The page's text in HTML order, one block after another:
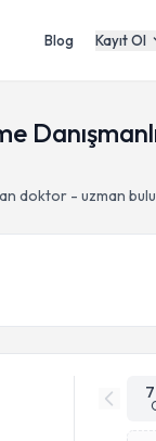
Blog Kayıt Ol
doktor - uzman